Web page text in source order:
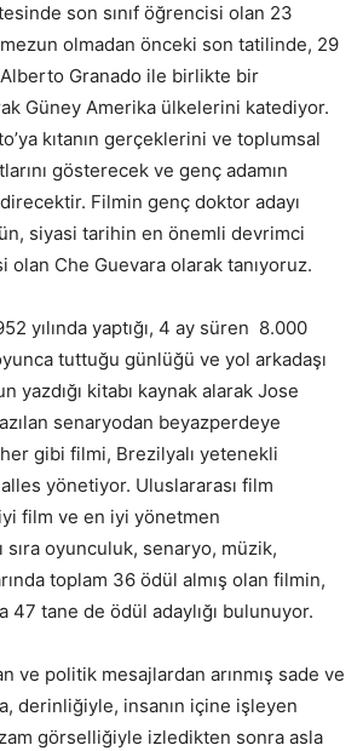
son sınıf öğrencisi olan 23
olmadan önceki son tatilinde, 29
Alberto Granado ile birlikte bir
Güney Amerika ülkelerini katediyor.
kıtanın gerçeklerini ve toplumsal
gösterecek ve genç adamın
Filmin genç doktor adayı
siyasi tarihin en önemli devrimci
Che Guevara olarak tanıyoruz.
yılında yaptığı, 4 ay süren 8.000
tuttuğu günlüğü ve yol arkadaşı
yazdığı kitabı kaynak alarak Jose
senaryodan beyazperdeye
gibi filmi, Brezilyalı yetenekli
yönetiyor. Uluslararası film
film ve en iyi yönetmen
sıra oyunculuk, senaryo, müzik,
toplam 36 ödül almış olan filmin,
47 tane de ödül adaylığı bulunuyor.
ve politik mesajlardan arınmış sade ve
derinliğiyle, insanın içine işleyen
görselliğiyle izledikten sonra asla